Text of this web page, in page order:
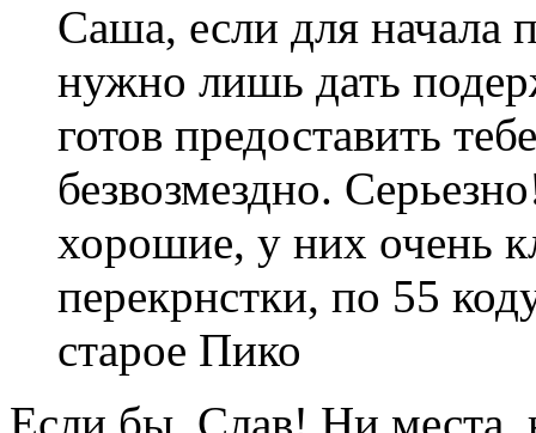
Саша, если для начала
нужно лишь дать
готов предоставить
безвозмездно.
хорошие, у них очень
перекрнстки, по 55
старое Пико